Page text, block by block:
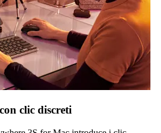
clic discreti